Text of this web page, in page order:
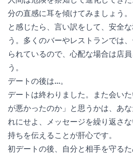
分の直感に耳を傾けてみましょう
と感じたら、言い訳をして、安全
う。多くのバーやレストランでは
られているので、心配な場合は店
う。
デートの後は...。
デートは終わりました。また会い
が悪かったのか」と思うかは、あ
れにせよ、メッセージを繰り返さ
持ちを伝えることが肝心です。
初デートの後、自分と相手を守る